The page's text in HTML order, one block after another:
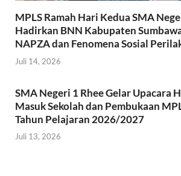
MPLS Ramah Hari Kedua SMA
Hadirkan BNN Kabupaten
NAPZA dan Fenomena Sosial
Juli 14, 2026
SMA Negeri 1 Rhee Gelar Upacara
Masuk Sekolah dan Pembukaan
Tahun Pelajaran 2026/2027
Juli 13, 2026